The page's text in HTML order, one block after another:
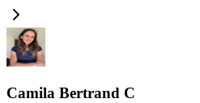
Camila Bertrand C